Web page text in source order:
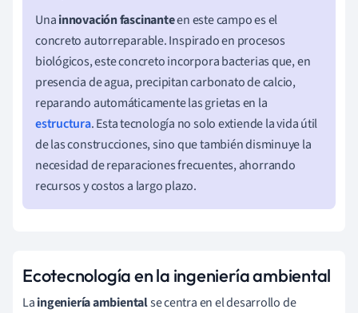
Unainnovación fascinanteen este campo es el
concreto autorreparable. Inspirado en procesos
biológicos, este concreto incorpora bacterias que, en
presencia de agua, precipitan carbonato de calcio,
reparando automáticamente las grietas en la
estructura. Esta tecnología no solo extiende la vida útil
de las construcciones, sino que también disminuye la
necesidad de reparaciones frecuentes, ahorrando
recursos y costos a largo plazo.
Ecotecnología en la ingeniería ambiental
Laingeniería ambientalse centra en el desarrollo de